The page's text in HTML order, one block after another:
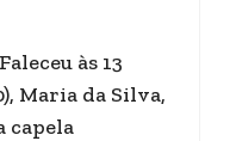
às 13
Maria da Silva,
capela